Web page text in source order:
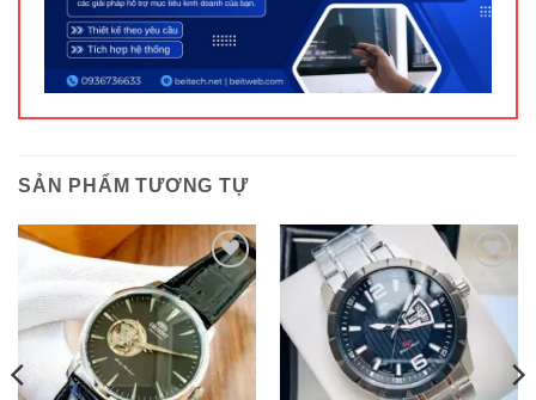
SẢN PHẨM TƯƠNG TỰ